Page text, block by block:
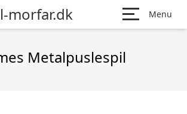
morfar.dk Menu
Metalpuslespil